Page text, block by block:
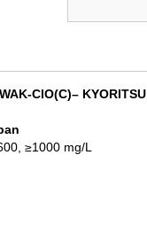
ClO(C)– KYORITSU
≥1000 mg/L